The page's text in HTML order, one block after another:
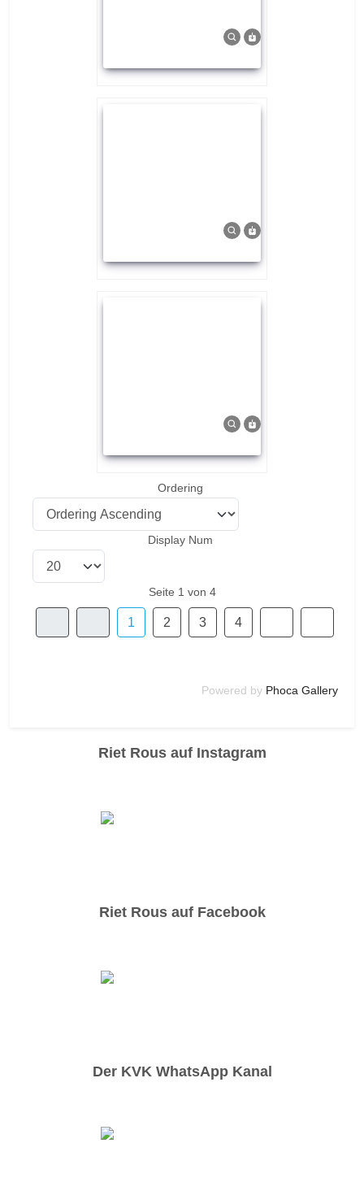
Ordering
Display Num
Seite 1 von 4
1 2 3 4
Powered by Phoca Gallery
Riet Rous auf Instagram
Riet Rous auf Facebook
Der KVK WhatsApp Kanal